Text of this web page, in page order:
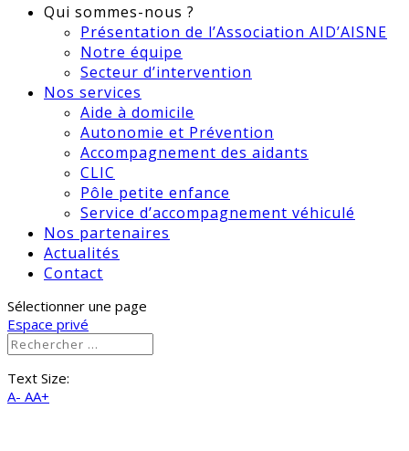
Qui sommes-nous ?
Présentation de l’Association AID’AISNE
Notre équipe
Secteur d’intervention
Nos services
Aide à domicile
Autonomie et Prévention
Accompagnement des aidants
CLIC
Pôle petite enfance
Service d’accompagnement véhiculé
Nos partenaires
Actualités
Contact
Sélectionner une page
Espace privé
Text Size:
A- AA+